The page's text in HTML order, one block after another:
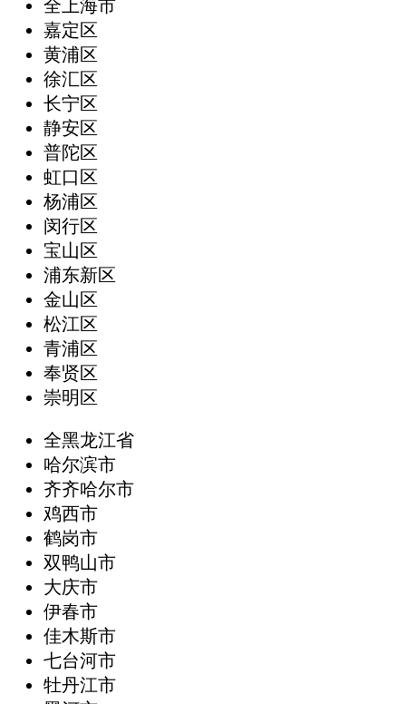
全上海市
嘉定区
黄浦区
徐汇区
长宁区
静安区
普陀区
虹口区
杨浦区
闵行区
宝山区
浦东新区
金山区
松江区
青浦区
奉贤区
崇明区
全黑龙江省
哈尔滨市
齐齐哈尔市
鸡西市
鹤岗市
双鸭山市
大庆市
伊春市
佳木斯市
七台河市
牡丹江市